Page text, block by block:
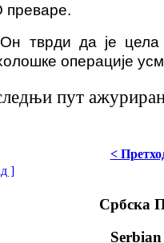
Он тврди да је
операције
пут
<
]
Србска